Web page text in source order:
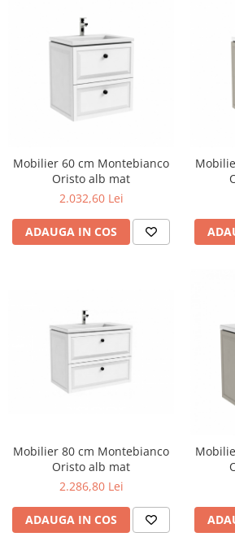
Cabine si usi de dus
Cadite dus
Rigole dus, sifoane
Cazi drepte
Cazi asimetrice
Cazi freestanding
Paravane pentru cada
Piese si accesorii pentru cazi
Sifoane -sisteme de umplere cazi
Rezervoare incastrabile
Clapete de actionare WC
Baterii bucatarie
Lavoare
Lavoare sub blat
Lavoare pe mobilier
Lavoare incastrabile
Lavoare suspendate,semipiedestal
Bideuri
Hansgrohe
Ideal Standard
Sanindusa1
Villeroy&Boch
Mobilier 60 cm Montebianco
Oristo alb mat
2.032,60 Lei
ADAUGA IN COS
Mobilier 80 cm Montebianco
Oristo alb mat
2.286,80 Lei
ADAUGA IN COS